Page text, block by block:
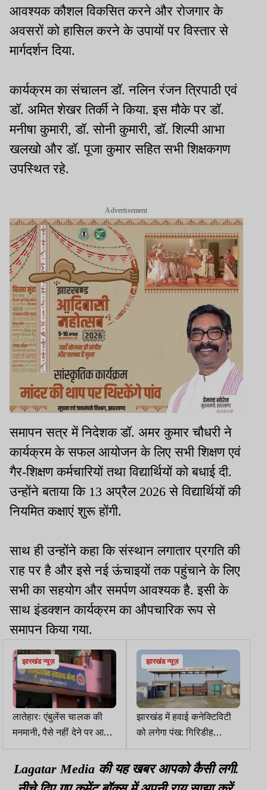
आवश्यक कौशल विकसित करने और रोजगार के
अवसरों को हासिल करने के उपायों पर विस्तार से
मार्गदर्शन दिया.
कार्यक्रम का संचालन डॉ. नलिन रंजन त्रिपाठी एवं
डॉ. अमित शेखर तिर्की ने किया. इस मौके पर डॉ.
मनीषा कुमारी, डॉ. सोनी कुमारी, डॉ. शिल्पी आभा
खलखो और डॉ. पूजा कुमार सहित सभी शिक्षकगण
उपस्थित रहे.
Advertisement
समापन सत्र में निदेशक डॉ. अमर कुमार चौधरी ने
कार्यक्रम के सफल आयोजन के लिए सभी शिक्षण एवं
गैर-शिक्षण कर्मचारियों तथा विद्यार्थियों को बधाई दी.
उन्होंने बताया कि 13 अप्रैल 2026 से विद्यार्थियों की
नियमित कक्षाएं शुरू होंगी.
साथ ही उन्होंने कहा कि संस्थान लगातार प्रगति की
राह पर है और इसे नई ऊंचाइयों तक पहुंचाने के लिए
सभी का सहयोग और समर्पण आवश्यक है. इसी के
साथ इंडक्शन कार्यक्रम का औपचारिक रूप से
समापन किया गया.
झारखंड न्यूज़
लातेहारः एंबुलेंस चालक की
मनमानी, पैसे नहीं देने पर आग
से झुलसी महिला को रोका
झारखंड न्यूज़
झारखंड में हवाई कनेक्टिविटी
को लगेगा पंख: गिरिडीह
एयरपोर्ट विस्तार से अर्थव्यवस्था
व पर्यटन को मिलेगा बढ़ावा
Lagatar Media की यह खबर आपको कैसी लगी.